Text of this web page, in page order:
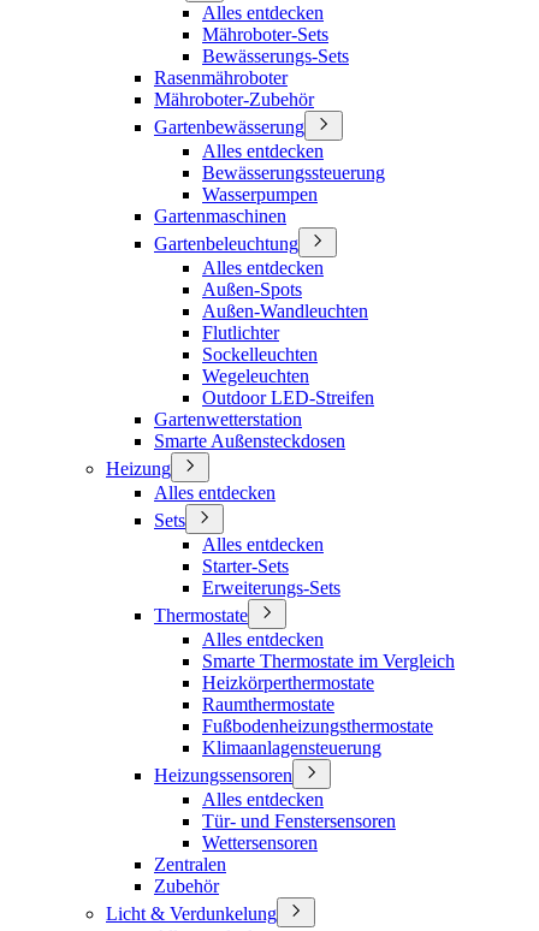
Alles entdecken
Mähroboter-Sets
Bewässerungs-Sets
Rasenmähroboter
Mähroboter-Zubehör
Gartenbewässerung
Alles entdecken
Bewässerungssteuerung
Wasserpumpen
Gartenmaschinen
Gartenbeleuchtung
Alles entdecken
Außen-Spots
Außen-Wandleuchten
Flutlichter
Sockelleuchten
Wegeleuchten
Outdoor LED-Streifen
Gartenwetterstation
Smarte Außensteckdosen
Heizung
Alles entdecken
Sets
Alles entdecken
Starter-Sets
Erweiterungs-Sets
Thermostate
Alles entdecken
Smarte Thermostate im Vergleich
Heizkörperthermostate
Raumthermostate
Fußbodenheizungsthermostate
Klimaanlagensteuerung
Heizungssensoren
Alles entdecken
Tür- und Fenstersensoren
Wettersensoren
Zentralen
Zubehör
Licht & Verdunkelung